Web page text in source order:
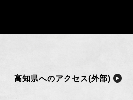
高知県へのアクセス(外部)